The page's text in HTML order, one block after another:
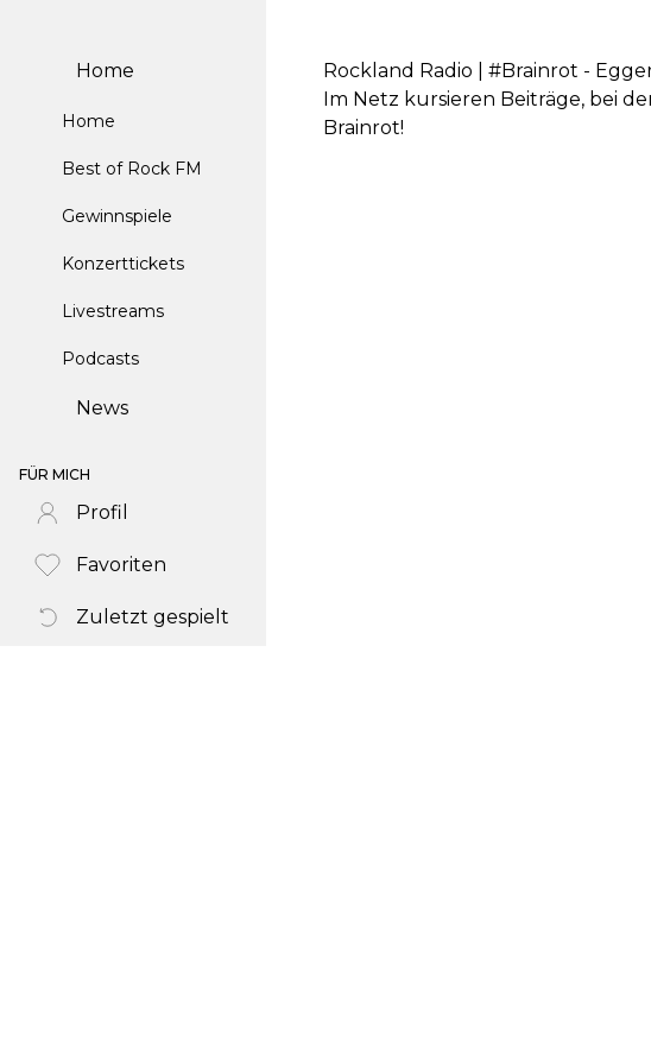
Home
Home
Best of Rock FM
Gewinnspiele
Konzerttickets
Livestreams
Podcasts
News
FÜR MICH
Profil
Favoriten
Zuletzt gespielt
Rockland Radio | #Brainrot -
Im Netz kursieren Beiträge, bei
Brainrot!